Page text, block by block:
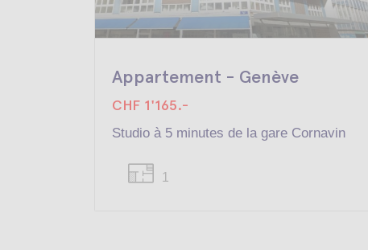
Appartement - Genève
CHF 1'165.-
Studio à 5 minutes de la gare Cornavin
1